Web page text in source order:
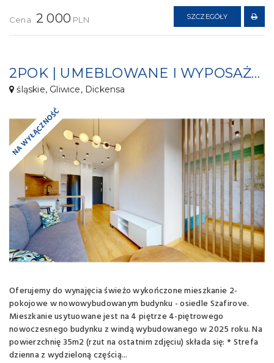
Cena 2 000 PLN SZCZEGÓŁY
2POK | UMEBLOWANE I WYPOSAŻONE | GARAŻ PODZIEMNY
śląskie, Gliwice, Dickensa
NA WYŁĄCZNOŚĆ
Oferujemy do wynajęcia świeżo wykończone mieszkanie 2-
pokojowe w nowowybudowanym budynku - osiedle Szafirove.
Mieszkanie usytuowane jest na 4 piętrze 4-piętrowego
nowoczesnego budynku z windą wybudowanego w 2025 roku. Na
powierzchnię 35m2 (rzut na ostatnim zdjęciu) składa się: * Strefa
dzienna z wydzieloną częścią...